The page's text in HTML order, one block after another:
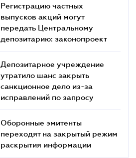
Регистрацию частных
выпусков акций могут
передать Центральному
депозитарию: законопроект
Депозитарное учреждение
утратило шанс закрыть
санкционное дело из-за
исправлений по запросу
Оборонные эмитенты
переходят на закрытый режим
раскрытия информации